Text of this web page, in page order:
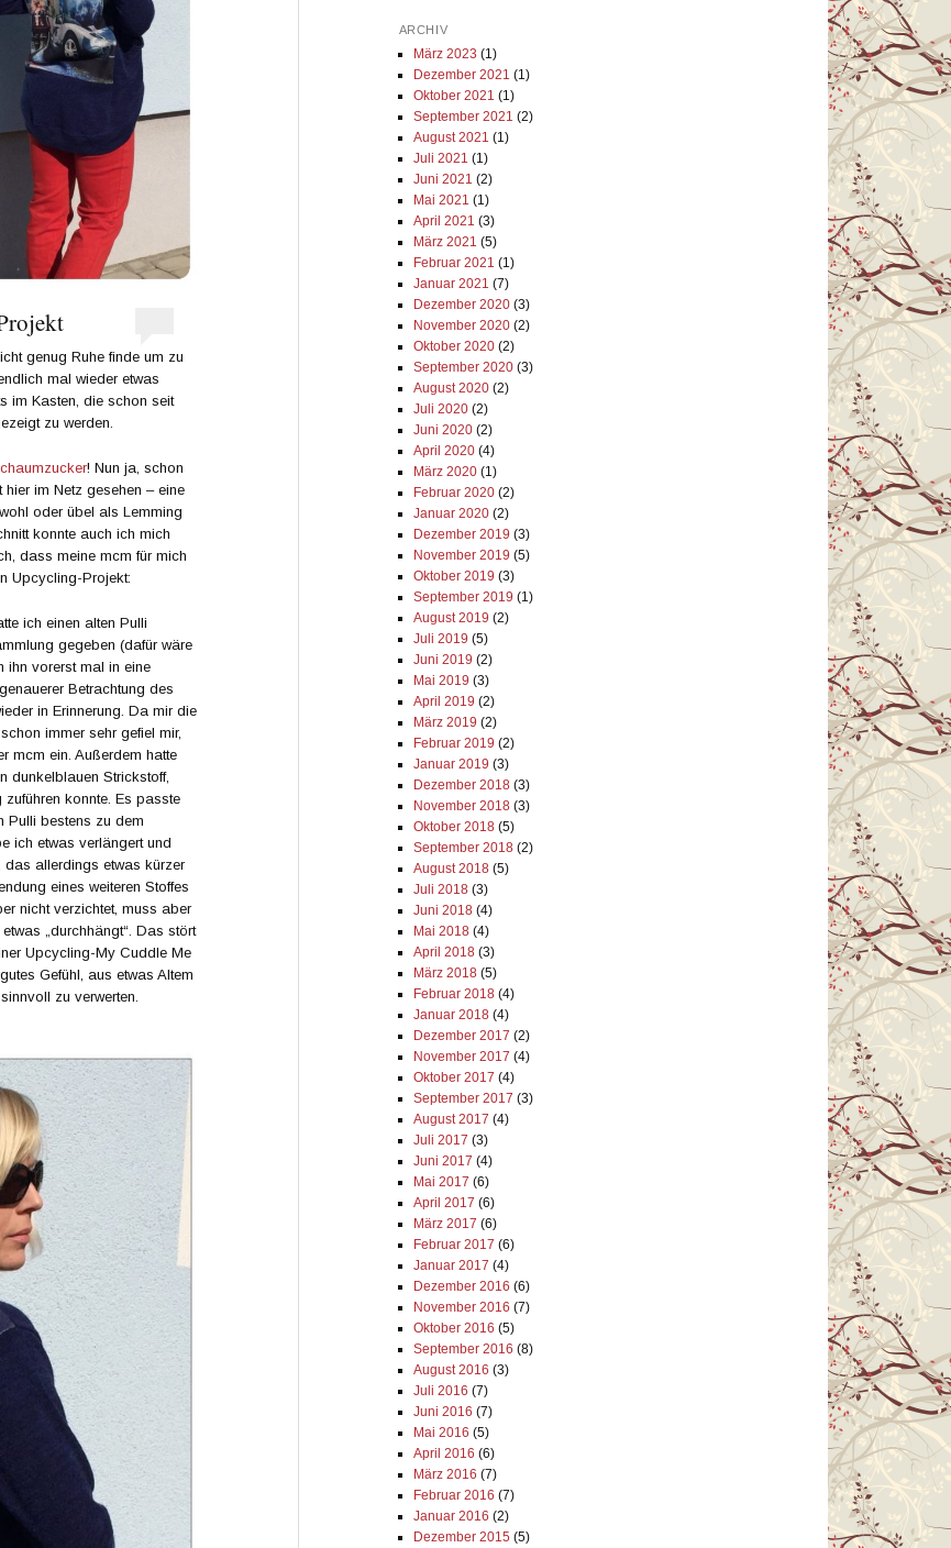
genug Ruhe finde um zu
mal wieder etwas
im Kasten, die schon seit
zu werden.
! Nun ja, schon
im Netz gesehen – eine
oder übel als Lemming
konnte auch ich mich
dass meine mcm für mich
Upcycling-Projekt:
ich einen alten Pulli
gegeben (dafür wäre
ihn vorerst mal in eine
Betrachtung des
in Erinnerung. Da mir die
immer sehr gefiel mir,
mcm ein. Außerdem hatte
dunkelblauen Strickstoff,
konnte. Es passte
Pulli bestens zu dem
ich etwas verlängert und
das allerdings etwas kürzer
eines weiteren Stoffes
nicht verzichtet, muss aber
„durchhängt“. Das stört
Upcycling-My Cuddle Me
Gefühl, aus etwas Altem
zu verwerten.
ARCHIV
März 2023 (1)
Dezember 2021 (1)
Oktober 2021 (1)
September 2021 (2)
August 2021 (1)
Juli 2021 (1)
Juni 2021 (2)
Mai 2021 (1)
April 2021 (3)
März 2021 (5)
Februar 2021 (1)
Januar 2021 (7)
Dezember 2020(3)
November 2020(2)
Oktober 2020(2)
September 2020(3)
August 2020(2)
Juli 2020(2)
Juni 2020(2)
April 2020(4)
März 2020(1)
Februar 2020(2)
Januar 2020(2)
Dezember 2019 (3)
November 2019 (5)
Oktober 2019 (3)
September 2019 (1)
August 2019 (2)
Juli 2019 (5)
Juni 2019 (2)
Mai 2019 (3)
April 2019 (2)
März 2019 (2)
Februar 2019 (2)
Januar 2019 (3)
Dezember 2018(3)
November 2018(3)
Oktober 2018(5)
September 2018(2)
August 2018(5)
Juli 2018(3)
Juni 2018(4)
Mai 2018(4)
April 2018(3)
März 2018(5)
Februar 2018(4)
Januar 2018(4)
Dezember 2017 (2)
November 2017 (4)
Oktober 2017 (4)
September 2017 (3)
August 2017 (4)
Juli 2017 (3)
Juni 2017 (4)
Mai 2017 (6)
April 2017 (6)
März 2017 (6)
Februar 2017 (6)
Januar 2017 (4)
Dezember 2016 (6)
November 2016 (7)
Oktober 2016 (5)
September 2016 (8)
August 2016 (3)
Juli 2016 (7)
Juni 2016 (7)
Mai 2016 (5)
April 2016 (6)
März 2016 (7)
Februar 2016 (7)
Januar 2016 (2)
Dezember 2015 (5)